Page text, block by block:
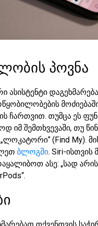
პოვნა
ასისტენტი
ჩართვით. თუმცა ეს
იმ შემთხვევაში, თუ
(Find My).
ბლოგში. Siri-ისთვის
ასე: „სად არის